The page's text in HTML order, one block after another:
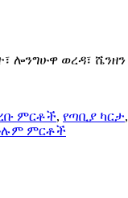
ሎንግሁዋ ወረዳ፣ ሼንዘን
ምርቶች, የጣቢያ ካርታ,
ምርቶች